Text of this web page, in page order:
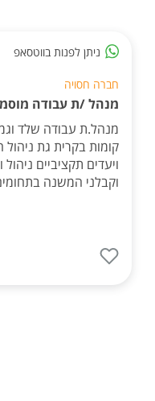
ניתן לפנות בווטסאפ
חברה חסויה
מנהל /ת עבודה
מנהל.ת עבודה שלד
קומות בקרית גת
ויעדים תקציביים
וקבלני המשנה